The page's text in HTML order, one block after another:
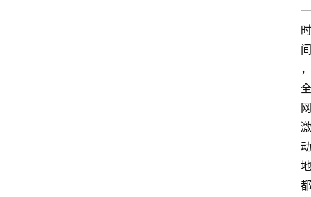
一
时
间
，
全
网
激
动
地
都